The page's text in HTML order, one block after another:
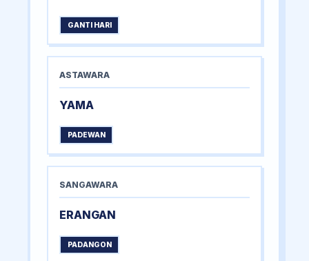
GANTI HARI
ASTAWARA
YAMA
PADEWAN
SANGAWARA
ERANGAN
PADANGON